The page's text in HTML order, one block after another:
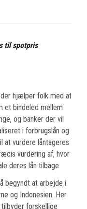
til spotpris
der hjælper folk med at
et bindeled mellem
og banker der vil
i forbrugslån og
at vurdere låntageres
vurdering af, hvor
deres lån tilbage.
begyndt at arbejde i
og Indonesien. Her
forskellige